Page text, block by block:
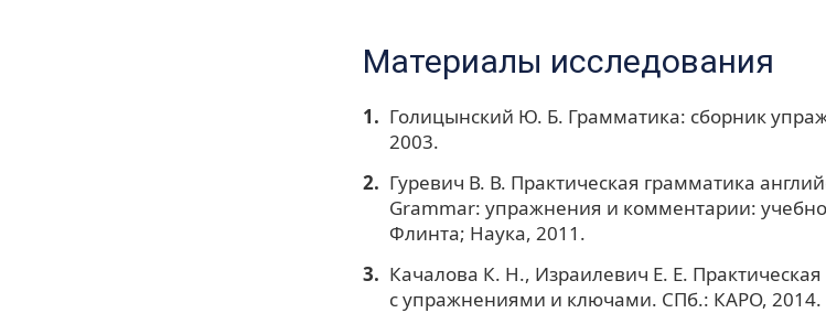
Материалы исследования
Голицынский Ю. Б. Грамматика: сборник
2003.
Гуревич В. В. Практическая грамматика
Grammar: упражнения и комментарии:
Флинта; Наука, 2011.
Качалова К. Н., Израилевич Е. E.
с упражнениями и ключами. СПб.: КАРО, 2014.